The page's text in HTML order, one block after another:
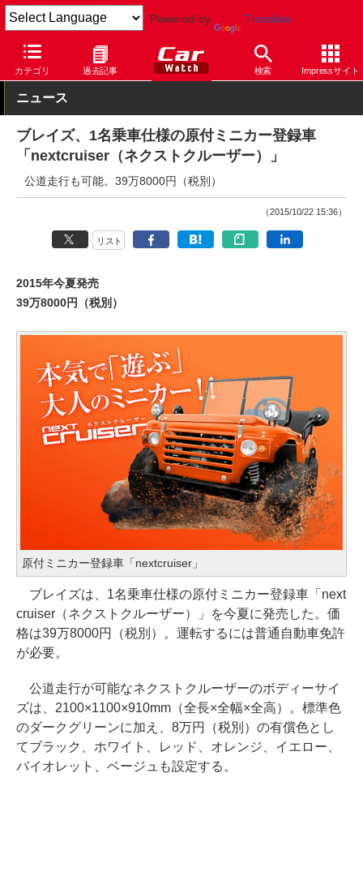
Powered by Translate
カテゴリ 過去記事 検索 Impressサイト
Car Watch 技術 その他
ニュース
ブレイズ、1名乗車仕様の原付ミニカー登録車
「nextcruiser（ネクストクルーザー）」
公道走行も可能。39万8000円（税別）
（2015/10/22 15:36）
リスト
2015年今夏発売
39万8000円（税別）
原付ミニカー登録車「nextcruiser」
ブレイズは、1名乗車仕様の原付ミニカー登録車「next
cruiser（ネクストクルーザー）」を今夏に発売した。価
格は39万8000円（税別）。運転するには普通自動車免許
が必要。
公道走行が可能なネクストクルーザーのボディーサイ
ズは、2100×1100×910mm（全長×全幅×全高）。標準色
のダークグリーンに加え、8万円（税別）の有償色とし
てブラック、ホワイト、レッド、オレンジ、イエロー、
バイオレット、ベージュも設定する。